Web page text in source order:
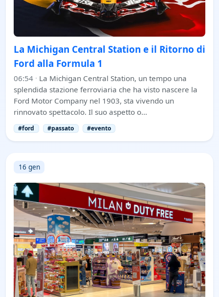
La Michigan Central Station e il Ritorno di
Ford alla Formula 1
06:54 · La Michigan Central Station, un tempo una
splendida stazione ferroviaria che ha visto nascere la
Ford Motor Company nel 1903, sta vivendo un
rinnovato spettacolo. Il suo aspetto o…
#ford #passato #evento
16 gen